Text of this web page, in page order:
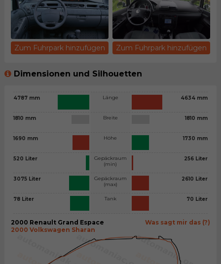
Zum Fuhrpark hinzufügen Zum Fuhrpark hinzufügen
Dimensionen und Silhouetten
4787 mm
1810 mm
1690 mm
520 Liter
3075 Liter
78 Liter
Länge
Breite
Höhe
Gepäckraum
(min)
Gepäckraum
(max)
Tank
4634 mm
1810 mm
1730 mm
256 Liter
2610 Liter
70 Liter
Was sagt mir das (?)
2000 Renault Grand Espace
2000 Volkswagen Sharan